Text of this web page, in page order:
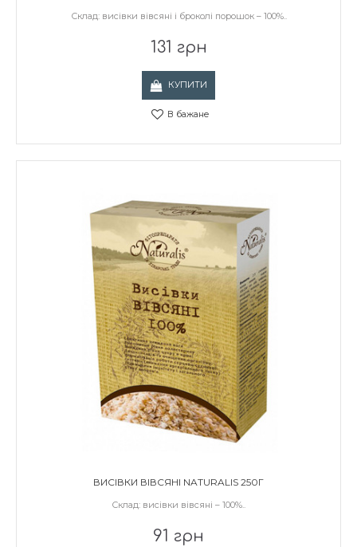
Склад: висівки вівсяні і броколі порошок – 100%..
131 грн
КУПИТИ
В бажане
ВИСІВКИ ВІВСЯНІ NATURALIS 250Г
Склад: висівки вівсяні – 100%..
91 грн